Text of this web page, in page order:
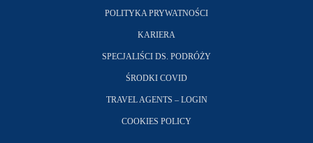
POLITYKA PRYWATNOŚCI
KARIERA
SPECJALIŚCI DS. PODRÓŻY
ŚRODKI COVID
TRAVEL AGENTS – LOGIN
COOKIES POLICY